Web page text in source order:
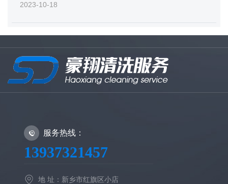
2023-10-18
服务热线：
13937321457
地 址：新乡市红旗区小店